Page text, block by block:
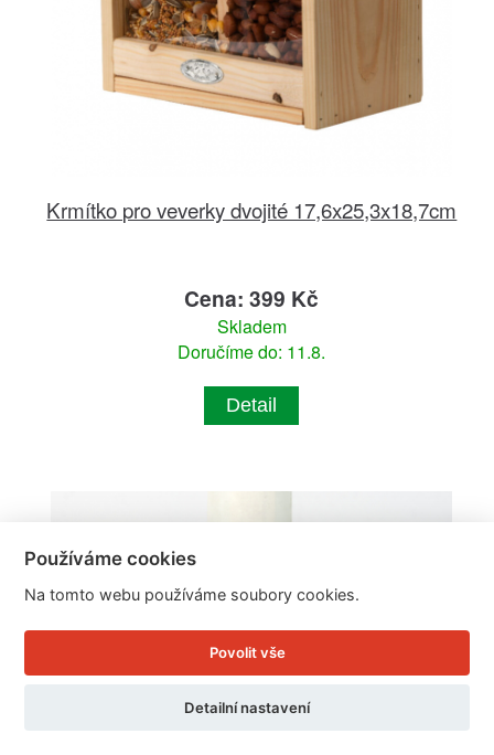
Krmítko pro veverky dvojité 17,6x25,3x18,7cm
Cena: 399 Kč
Skladem
Doručíme do: 11.8.
Detail
Používáme cookies
Na tomto webu používáme soubory cookies.
Povolit vše
Detailní nastavení